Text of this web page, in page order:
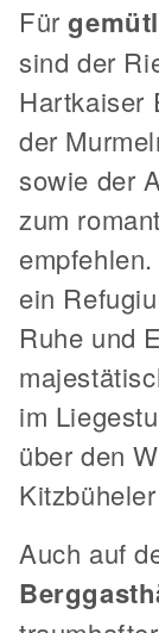
Für
sind der
Hartkaiser
der
sowie der
zum
ein
Ruhe und
im
über den
Auch auf